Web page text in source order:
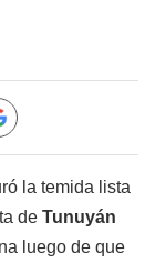
la temida lista
de Tunuyán
luego de que